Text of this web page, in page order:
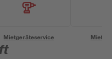
Mietgeräteservice